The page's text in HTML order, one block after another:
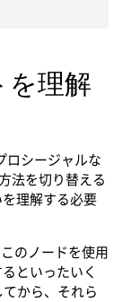
を理解
ロシージャルな
法を切り替える
理解する必要
のノードを使用
といったいく
から、それら